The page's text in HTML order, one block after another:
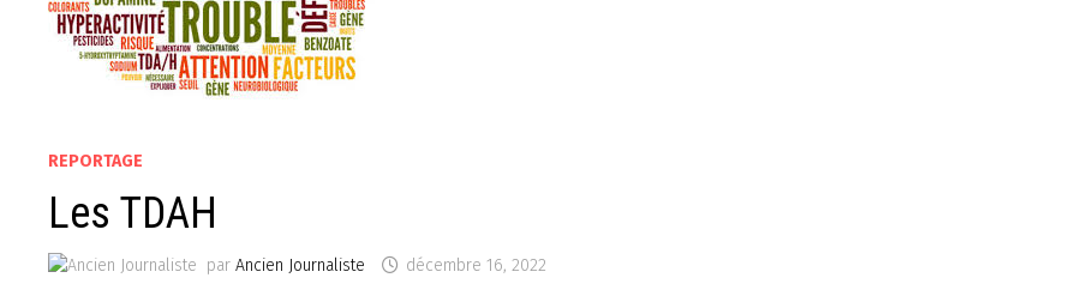
REPORTAGE
Les TDAH
parAncien Journaliste décembre 16, 2022